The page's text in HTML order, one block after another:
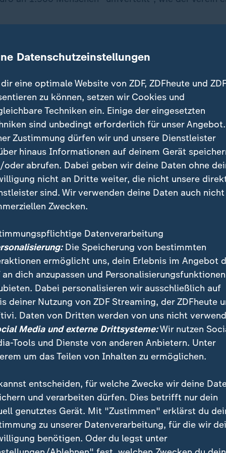
Crowdfunding - also Spenden - gesammelt. Ein
es sich um viele kleine
die sich für die Idee des
begeistern und das
möchten.
Grundeinkommen"
die regelmäßig oder einmalig spenden.
4,50 Euro pro Monat.
für Meeresschutz: Pazifikinsel Niue verkauft
einer Studie zum Grundeinkommen
erwartet
ist mit einem Umfang von einer Million Euro
Seit 2021 läuft eine Langzeitstudie des Vereins
in Zusammenarbeit mit dem Deutschen
(DIW Berlin).
Grundeinkommen
Grundeinkommen (BGE) wird allen
zugesichert – ohne Verpflichtung zur
Andere staatliche Zahlungen wie das
Datenschutzeinstellungen
eine optimale Website von ZDF, ZDFheute und
zu können, setzen wir Cookies und
Techniken ein. Einige der eingesetzten
sind unbedingt erforderlich für unser
Zustimmung dürfen wir und unsere Dienstleister
hinaus Informationen auf deinem Gerät
oder abrufen. Dabei geben wir deine Daten ohne
nicht an Dritte weiter, die nicht unsere
sind. Wir verwenden deine Daten auch nicht
Zwecken.
Datenverarbeitung
Die Speicherung von bestimmten
ermöglicht uns, dein Erlebnis im Angebot
an dich anzupassen und Personalisierungsfunktionen
Dabei personalisieren wir ausschließlich auf
deiner Nutzung von ZDF Streaming, der ZDFheute
Daten von Dritten werden von uns nicht
Media und externe Drittsysteme:Wir nutzen
Tools und Dienste von anderen Anbietern. Unter
um das Teilen von Inhalten zu ermöglichen.
entscheiden, für welche Zwecke wir deine
und verarbeiten dürfen. Dies betrifft nur dein
genutztes Gerät. Mit "Zustimmen" erklärst du
zu unserer Datenverarbeitung, für die wir
benötigen. Oder du legst unter